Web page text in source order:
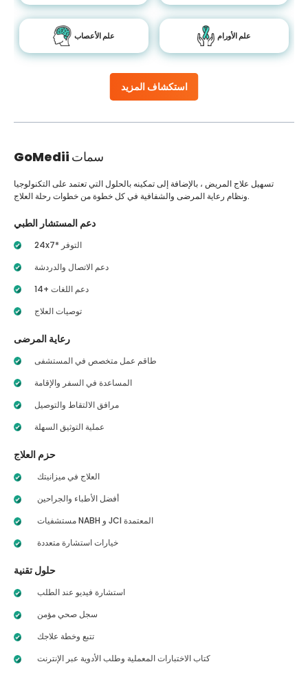
استكشاف المزيد
علم الأعصاب علم الأورام
GoMedii سمات
تسهيل علاج المريض ، بالإضافة إلى تمكينه بالحلول التي تعتمد على التكنولوجيا
ونظام رعاية المرضى والشفافية في كل خطوة من خطوات رحلة العلاج.
دعم المستشار الطبي
24x7* التوفر
دعم الاتصال والدردشة
14+ دعم اللغات
توصيات العلاج
رعاية المرضى
طاقم عمل متخصص في المستشفى
المساعدة في السفر والإقامة
مرافق الالتقاط والتوصيل
عملية التوثيق السهلة
حزم العلاج
العلاج في ميزانيتك
أفضل الأطباء والجراحين
مستشفيات NABH و JCI المعتمدة
خيارات استشارة متعددة
حلول تقنية
استشارة فيديو عند الطلب
سجل صحي مؤمن
تتبع وخطة علاجك
كتاب الاختبارات المعملية وطلب الأدوية عبر الإنترنت